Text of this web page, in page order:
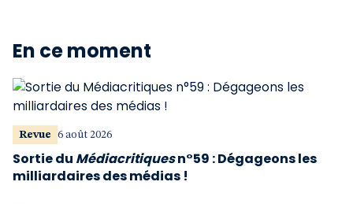
En ce moment
Revue 6 août 2026
Sortie du Médiacritiquesn°59 : Dégageons les
milliardaires des médias !